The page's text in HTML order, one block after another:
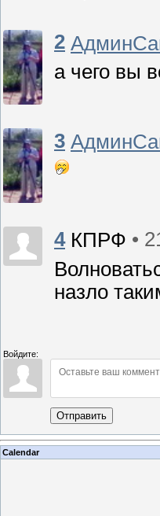
2
а чего вы
3
4 КПРФ •
назло
Войдите:
Отправить
Calendar